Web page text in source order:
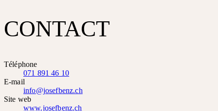
CONTACT
Téléphone
071 891 46 10
E-mail
info@josefbenz.ch
Site web
www.josefbenz.ch